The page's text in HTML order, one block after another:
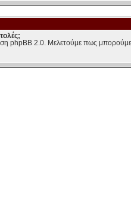
phpBB 2.0. Μελετούμε πως μπορούμε